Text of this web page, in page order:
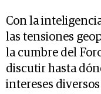
Con la
las tensiones
la cumbre del
discutir hasta
intereses